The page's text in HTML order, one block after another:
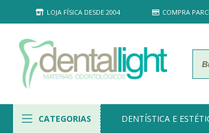
LOJA FÍSICA DESDE 2004 COMPRA
CATEGORIAS DENTÍSTICA E